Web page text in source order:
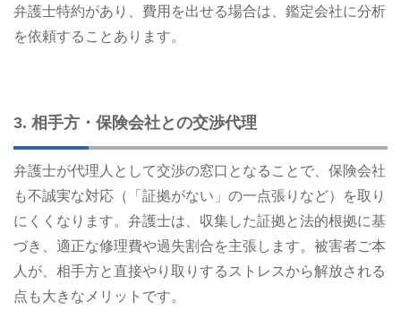
弁護士特約があり、費用を出せる場合は、鑑定会社に分析
を依頼することあります。
3. 相手方・保険会社との交渉代理
弁護士が代理人として交渉の窓口となることで、保険会社
も不誠実な対応（「証拠がない」の一点張りなど）を取り
にくくなります。弁護士は、収集した証拠と法的根拠に基
づき、適正な修理費や過失割合を主張します。被害者ご本
人が、相手方と直接やり取りするストレスから解放される
点も大きなメリットです。